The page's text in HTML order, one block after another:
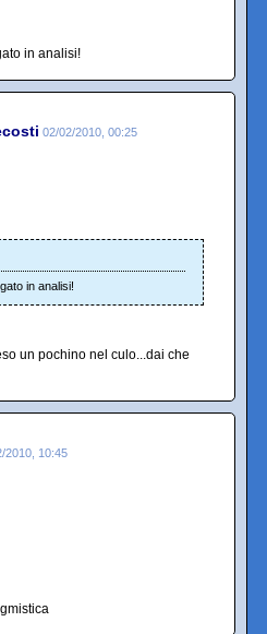
in analisi!
02/02/2010, 00:25
in analisi!
un pochino nel culo...dai che
2010, 10:45